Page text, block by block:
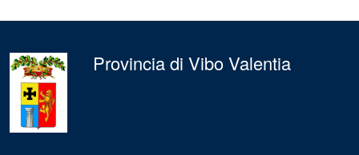
Provincia di Vibo Valentia